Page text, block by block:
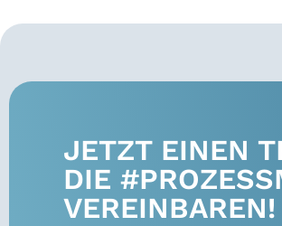
JETZT EINEN
DIE
VEREINBAREN!